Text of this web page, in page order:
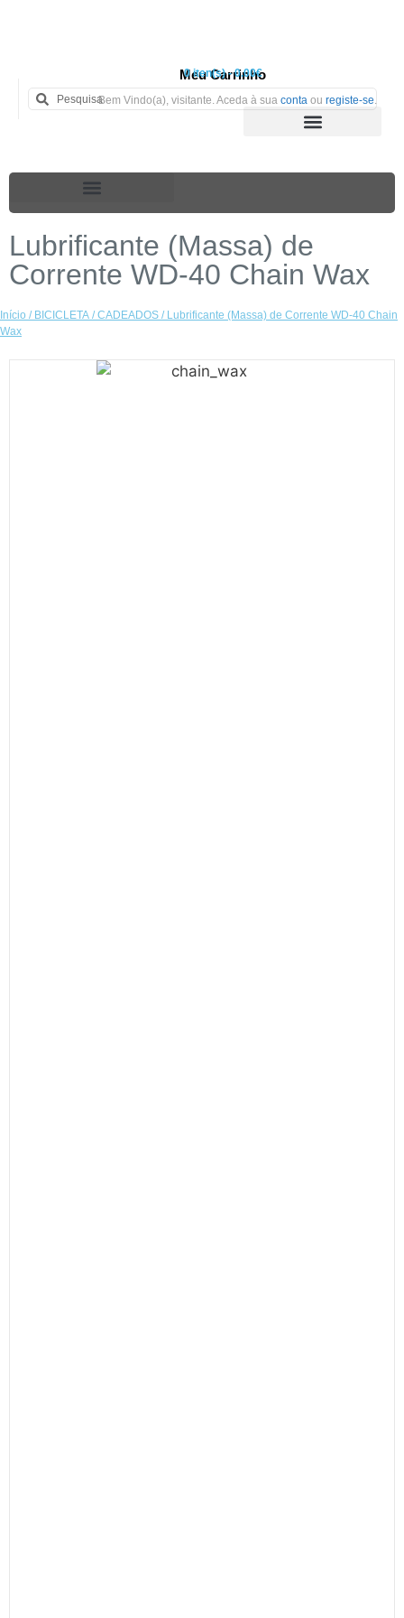
Meu Carrinho
0 iten(s) - 0.00€
Bem Vindo(a), visitante. Aceda à sua conta ou registe-se.
Lubrificante (Massa) de
Corrente WD-40 Chain Wax
Início / BICICLETA /CADEADOS / Lubrificante (Massa) de Corrente WD-40 Chain
Wax